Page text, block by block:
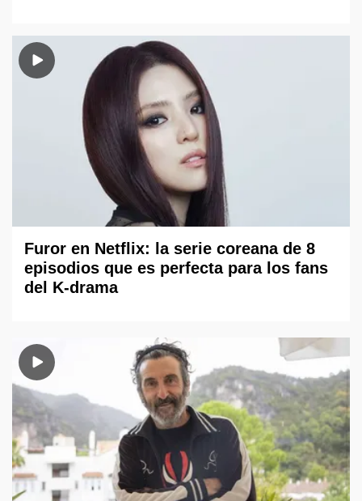
Furor en Netflix: la serie coreana de 8
episodios que es perfecta para los fans
del K-drama